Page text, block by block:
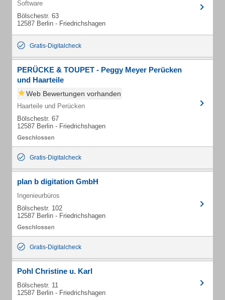
Software
Bölschestr. 63
12587 Berlin - Friedrichshagen
Gratis-Digitalcheck
PERÜCKE & TOUPET - Peggy Meyer Perücken
und Haarteile
Web Bewertungen vorhanden
Haarteile und Perücken
Bölschestr. 67
12587 Berlin - Friedrichshagen
Gratis-Digitalcheck
plan b digitation GmbH
Ingenieurbüros
Bölschestr. 102
12587 Berlin - Friedrichshagen
Gratis-Digitalcheck
Pohl Christine u. Karl
Bölschestr. 11
12587 Berlin - Friedrichshagen